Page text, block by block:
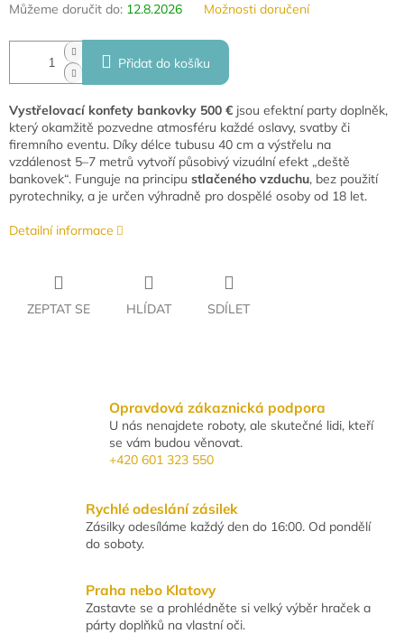
Můžeme doručit do: 12.8.2026 Možnosti doručení
Přidat do košíku
Vystřelovací konfety bankovky 500 € jsou efektní party doplněk,
který okamžitě pozvedne atmosféru každé oslavy, svatby či
firemního eventu. Díky délce tubusu 40 cm a výstřelu na
vzdálenost 5–7 metrů vytvoří působivý vizuální efekt „deště
bankovek“. Funguje na principu stlačeného vzduchu, bez použití
pyrotechniky, a je určen výhradně pro dospělé osoby od 18 let.
Detailní informace
ZEPTAT SE HLÍDAT SDÍLET
Opravdová zákaznická podpora
U nás nenajdete roboty, ale skutečné lidi, kteří
se vám budou věnovat.
+420 601 323 550
Rychlé odeslání zásilek
Zásilky odesíláme každý den do 16:00. Od pondělí
do soboty.
Praha nebo Klatovy
Zastavte se a prohlédněte si velký výběr hraček a
párty doplňků na vlastní oči.